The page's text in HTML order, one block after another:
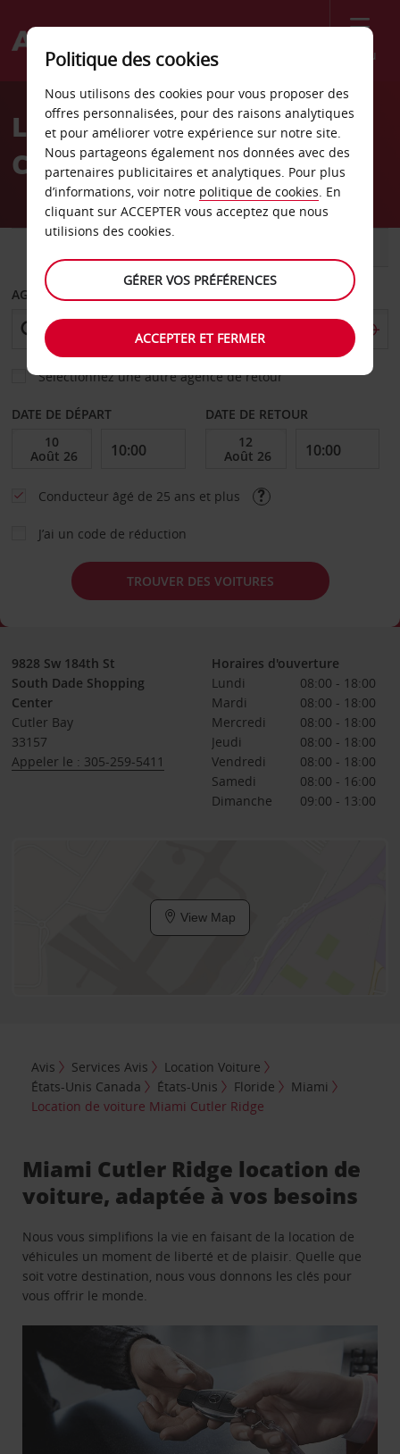
Menu
Welcome
AvisLocation de voiture Miami
Cutler Ridge
AGENCE DE DÉPART
Sélectionnez une autre agence de retour
DATE DE DÉPART DATE DE RETOUR
Conducteur âgé de 25 ans et plus
J’ai un code de réduction
TROUVER DES VOITURES
9828 Sw 184th St
South Dade Shopping
Center
Cutler Bay
33157
Appeler le : 305-259-5411
Horaires d'ouverture
Lundi
08:00 - 18:00
Mardi
08:00 - 18:00
Mercredi
08:00 - 18:00
Jeudi
08:00 - 18:00
Vendredi
08:00 - 18:00
Samedi
08:00 - 16:00
Dimanche
09:00 - 13:00
View Map
Avis Services Avis
Location Voiture
États-Unis Canada
États-Unis Floride
Miami
Location de voiture Miami Cutler Ridge
Miami Cutler Ridge location de
voiture, adaptée à vos besoins
Nous vous simplifions la vie en faisant de la location de
véhicules un moment de liberté et de plaisir. Quelle que
soit votre destination, nous vous donnons les clés pour
vous offrir le monde.
Politique des cookies
Nous utilisons des cookies pour vous proposer des
offres personnalisées, pour des raisons analytiques
et pour améliorer votre expérience sur notre site.
Nous partageons également nos données avec des
partenaires publicitaires et analytiques. Pour plus
d’informations, voir notre politique de cookies. En
cliquant sur ACCEPTER vous acceptez que nous
utilisions des cookies.
GÉRER VOS PRÉFÉRENCES
ACCEPTER ET FERMER